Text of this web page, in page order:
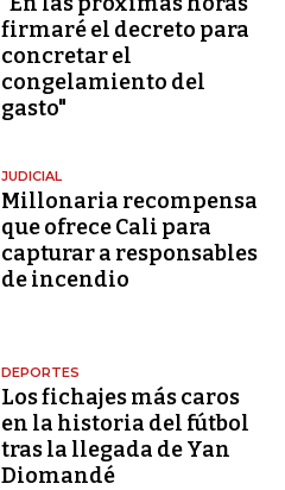
firmaré el decreto para
concretar el
congelamiento del
gasto"
JUDICIAL
Millonaria recompensa
que ofrece Cali para
capturar a responsables
de incendio
DEPORTES
Los fichajes más caros
en la historia del fútbol
tras la llegada de Yan
Diomandé